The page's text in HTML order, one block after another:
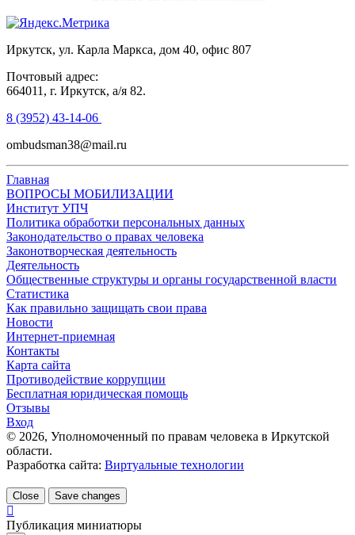
Иркутск, ул. Карла Маркса, дом 40, офис 807
Почтовый адрес:
664011, г. Иркутск, а/я 82.
8 (3952) 43-14-06
ombudsman38@mail.ru
Главная
ВОПРОСЫ МОБИЛИЗАЦИИ
Институт УПЧ
Политика обработки персональных данных
Законодательство о правах человека
Законотворческая деятельность
Деятельность
Общественные структуры и органы государственной власти
Статистика
Как правильно защищать свои права
Новости
Интернет-приемная
Контакты
Карта сайта
Противодействие коррупции
Бесплатная юридическая помощь
Отзывы
Вход
© 2026, Уполномоченный по правам человека в Иркутской
области.
Разработка сайта: Виртуальные технологии
Close Save changes
Публикация миниатюры